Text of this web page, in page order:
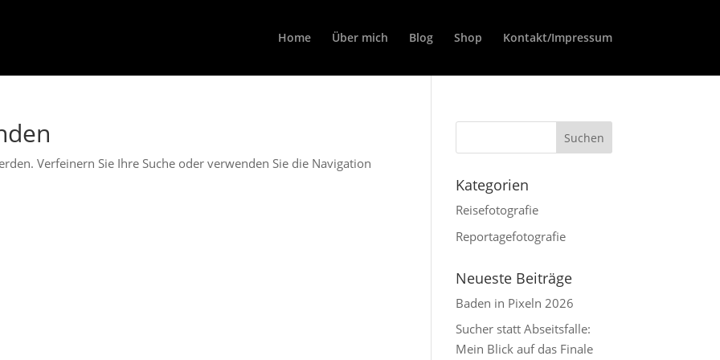
Home Über mich Blog Shop Kontakt/Impressum
Verfeinern Sie Ihre Suche oder verwenden Sie die Navigation
Kategorien
Reisefotografie
Reportagefotografie
Neueste Beiträge
Baden in Pixeln 2026
Sucher statt Abseitsfalle:
Mein Blick auf das Finale